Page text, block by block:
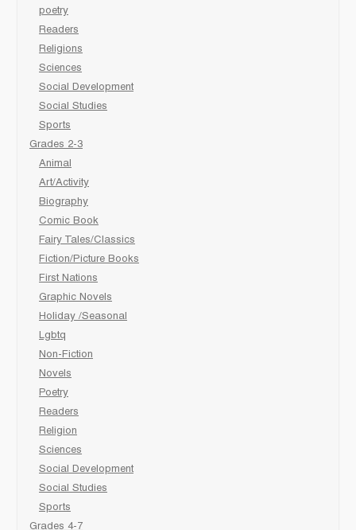
poetry
Readers
Religions
Sciences
Social Development
Social Studies
Sports
Grades 2-3
Animal
Art/Activity
Biography
Comic Book
Fairy Tales/Classics
Fiction/Picture Books
First Nations
Graphic Novels
Holiday /Seasonal
Lgbtq
Non-Fiction
Novels
Poetry
Readers
Religion
Sciences
Social Development
Social Studies
Sports
Grades 4-7